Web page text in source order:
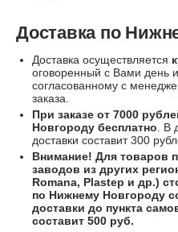
Доставка по
Доставка осуществляется
оговоренный с Вами день
согласованному с
заказа.
При заказе от 7000
Новгороду бесплатно . В
доставки составит 300
Внимание! Для товаров
заводов из других
Romana, Plastep и др.)
по Нижнему Новгороду
доставки до пункта
составит 500 руб.